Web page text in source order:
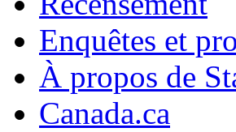
Enquêtes et
À propos de
Canada.ca